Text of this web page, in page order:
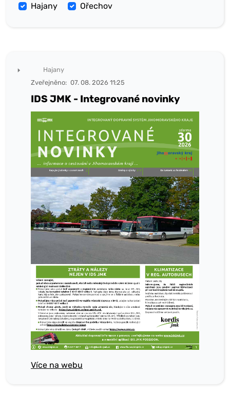
Hajany
Ořechov
Hajany
Zveřejněno: 07. 08. 2026 11:25
IDS JMK - Integrované novinky
Více na webu